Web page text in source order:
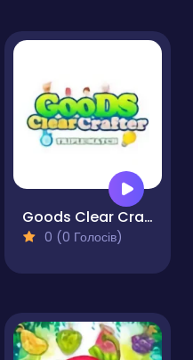
Goods Clear Crafter
0 (0 Голосів)